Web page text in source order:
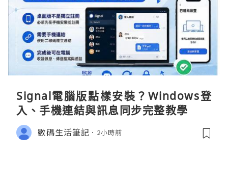
Signal電腦版點樣安裝？Windows登
入、手機連結與訊息同步完整教學
數碼生活筆記 2小時前